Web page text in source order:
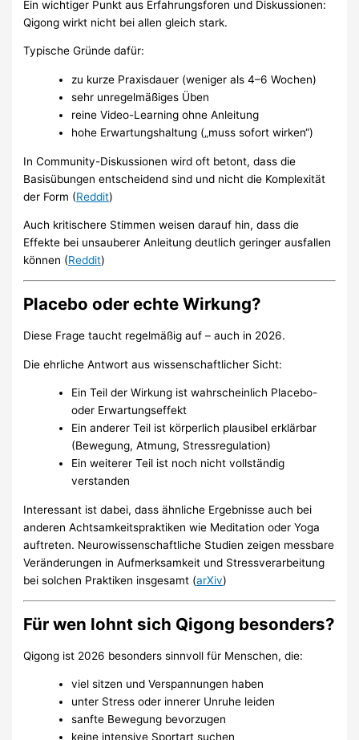
Ein wichtiger Punkt aus Erfahrungsforen und Diskussionen:
Qigong wirkt nicht bei allen gleich stark.
Typische Gründe dafür:
zu kurze Praxisdauer (weniger als 4–6 Wochen)
sehr unregelmäßiges Üben
reine Video-Learning ohne Anleitung
hohe Erwartungshaltung („muss sofort wirken“)
In Community-Diskussionen wird oft betont, dass die
Basisübungen entscheidend sind und nicht die Komplexität
der Form (Reddit)
Auch kritischere Stimmen weisen darauf hin, dass die
Effekte bei unsauberer Anleitung deutlich geringer ausfallen
können (Reddit)
Placebo oder echte Wirkung?
Diese Frage taucht regelmäßig auf – auch in 2026.
Die ehrliche Antwort aus wissenschaftlicher Sicht:
Ein Teil der Wirkung ist wahrscheinlich Placebo-
oder Erwartungseffekt
Ein anderer Teil ist körperlich plausibel erklärbar
(Bewegung, Atmung, Stressregulation)
Ein weiterer Teil ist noch nicht vollständig
verstanden
Interessant ist dabei, dass ähnliche Ergebnisse auch bei
anderen Achtsamkeitspraktiken wie Meditation oder Yoga
auftreten. Neurowissenschaftliche Studien zeigen messbare
Veränderungen in Aufmerksamkeit und Stressverarbeitung
bei solchen Praktiken insgesamt (arXiv)
Für wen lohnt sich Qigong besonders?
Qigong ist 2026 besonders sinnvoll für Menschen, die:
viel sitzen und Verspannungen haben
unter Stress oder innerer Unruhe leiden
sanfte Bewegung bevorzugen
keine intensive Sportart suchen